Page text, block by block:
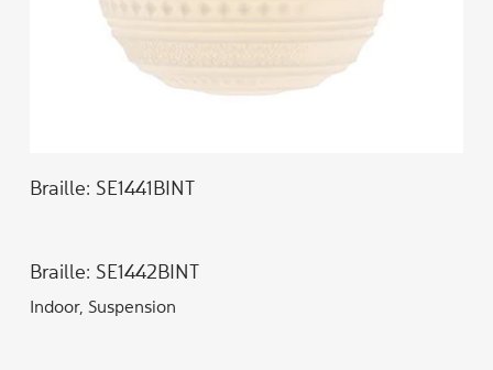
Braille: SE1441BINT
Braille: SE1442BINT
Indoor, Suspension